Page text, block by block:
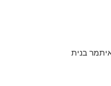
בנית